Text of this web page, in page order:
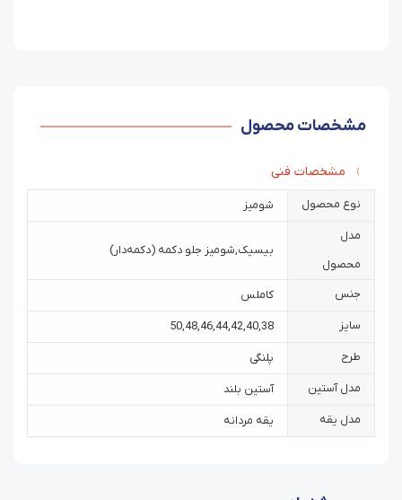
مشخصات محصول
مشخصات فنی
نوع محصول شومیز
مدل
محصول
بیسیک,شومیز جلو دکمه (دکمه‌دار)
جنس کاملس
سایز 38
,
40
,
42
,
44
,
46
,
48
,
50
طرح پلنگی
مدل آستین آستین بلند
مدل یقه یقه مردانه